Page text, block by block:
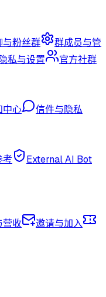
与粉丝群
群成员与管
隐私与设置
官方社群
中心
信件与隐私
考
External AI Bot
营收
邀请与加入